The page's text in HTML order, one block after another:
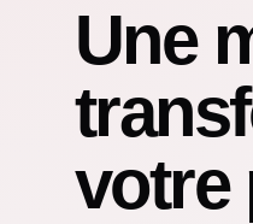
Une
votre